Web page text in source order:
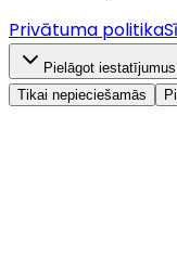
Privātuma politika
Pielāgot iestatījumus
Tikai nepieciešamās